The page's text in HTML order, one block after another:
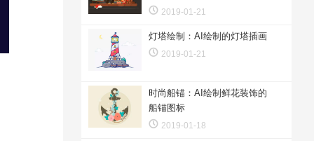
2019-01-21
灯塔绘制：AI绘制的灯塔插画
2019-01-21
时尚船锚：AI绘制鲜花装饰的
船锚图标
2019-01-18